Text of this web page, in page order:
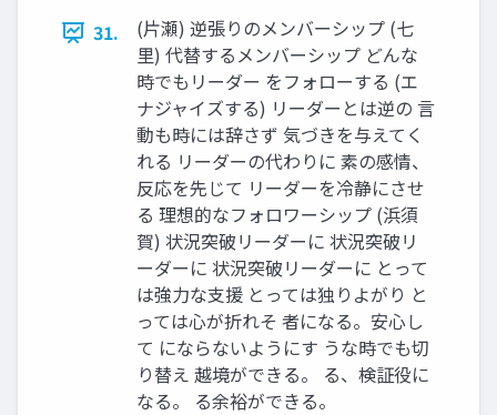
31.
(⽚瀬) 逆張りのメンバーシップ (七
⾥) 代替するメンバーシップ どんな
時でもリーダー をフォローする (エ
ナジャイズする) リーダーとは逆の ⾔
動も時には辞さず 気づきを与えてく
れる リーダーの代わりに 素の感情、
反応を先じて リーダーを冷静にさせ
る 理想的なフォロワーシップ (浜須
賀) 状況突破リーダーに 状況突破リ
ーダーに 状況突破リーダーに とって
は強⼒な⽀援 とっては独りよがり と
っては⼼が折れそ 者になる。安⼼し
て にならないようにす うな時でも切
り替え 越境ができる。 る、検証役に
なる。 る余裕ができる。